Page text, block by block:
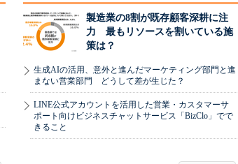
製造業の8割が既存顧客深耕に注
力 最もリソースを割いている施
策は？
生成AIの活用、意外と進んだマーケティング部門と進
まない営業部門 どうして差が生じた？
LINE公式アカウントを活用した営業・カスタマーサ
ポート向けビジネスチャットサービス「BizClo」でで
きること